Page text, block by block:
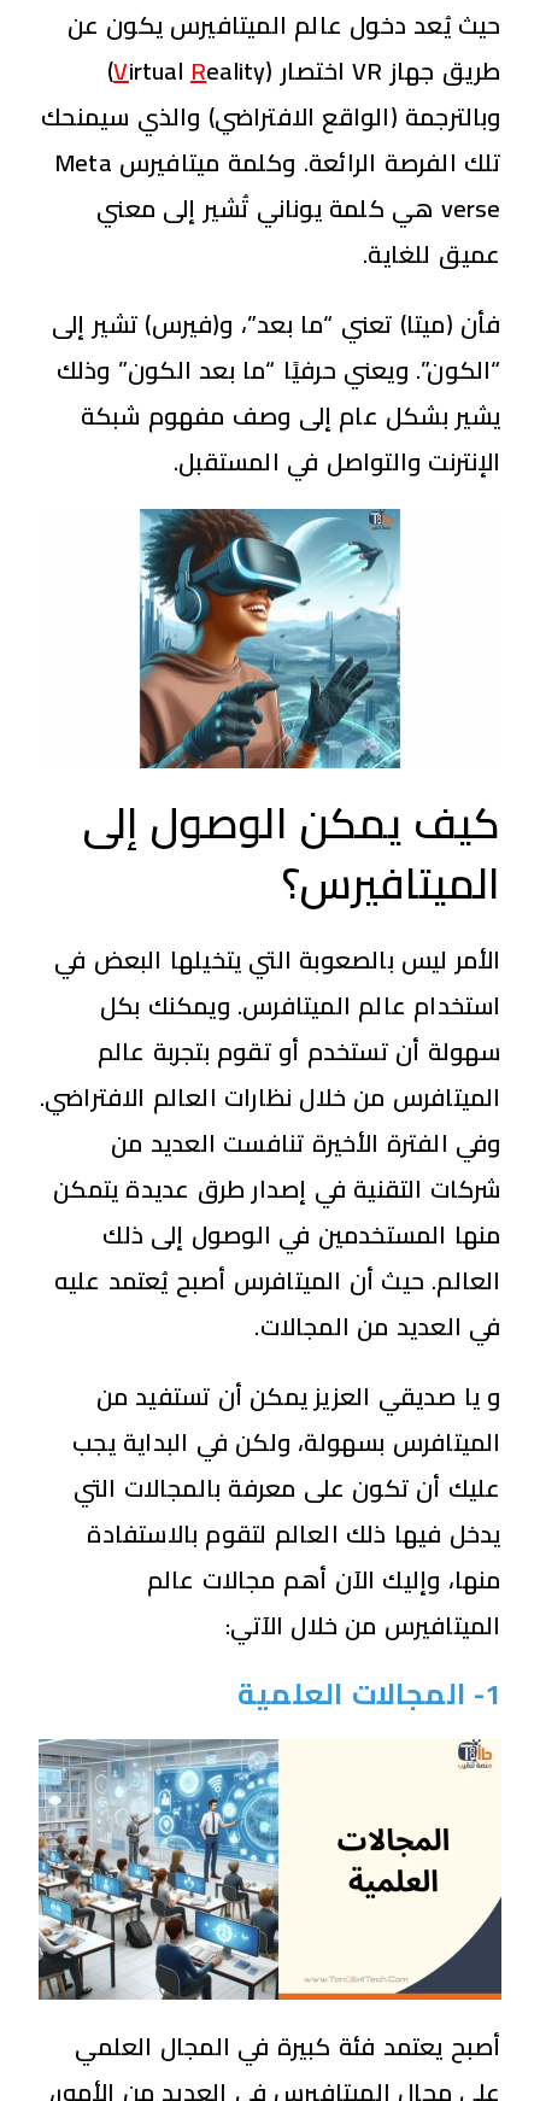
حيث يُعد دخول عالم الميتافيرس يكون عن
طريق جهاز VR اختصار (
VirtualR
eality)
وبالترجمة (الواقع الافتراضي) والذي سيمنحك
تلك الفرصة الرائعة. وكلمة ميتافيرس Meta
verse هي كلمة يوناني تُشير إلى معني
عميق للغاية.
فأن (ميتا) تعني “ما بعد”، و(فيرس) تشير إلى
“الكون”. ويعني حرفيًا “ما بعد الكون” وذلك
يشير بشكل عام إلى وصف مفهوم شبكة
الإنترنت والتواصل في المستقبل.
كيف يمكن الوصول إلى
الميتافيرس؟
الأمر ليس بالصعوبة التي يتخيلها البعض في
استخدام عالم الميتافرس. ويمكنك بكل
سهولة أن تستخدم أو تقوم بتجربة عالم
الميتافرس من خلال نظارات العالم الافتراضي.
وفي الفترة الأخيرة تنافست العديد من
شركات التقنية في إصدار طرق عديدة يتمكن
منها المستخدمين في الوصول إلى ذلك
العالم. حيث أن الميتافرس أصبح يُعتمد عليه
في العديد من المجالات.
و يا صديقي العزيز يمكن أن تستفيد من
الميتافرس بسهولة، ولكن في البداية يجب
عليك أن تكون على معرفة بالمجالات التي
يدخل فيها ذلك العالم لتقوم بالاستفادة
منها، وإليك الآن أهم مجالات عالم
الميتافيرس من خلال الآتي:
1- المجالات العلمية
أصبح يعتمد فئة كبيرة في المجال العلمي
على مجال الميتافيرس في العديد من الأمور،